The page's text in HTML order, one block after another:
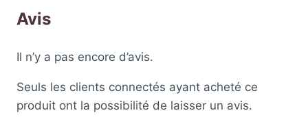
Avis
Il n’y a pas encore d’avis.
Seuls les clients connectés ayant acheté ce
produit ont la possibilité de laisser un avis.